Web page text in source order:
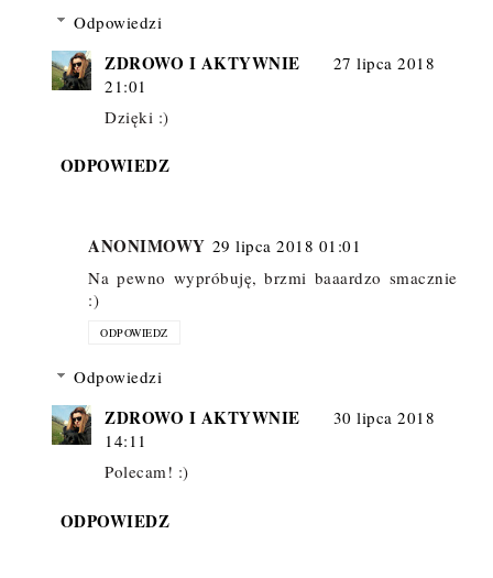
Odpowiedzi
ZDROWO I AKTYWNIE
27 lipca 2018
21:01
Dzięki :)
ODPOWIEDZ
ANONIMOWY 29 lipca 2018 01:01
Na pewno wypróbuję, brzmi baaardzo smacznie
:)
ODPOWIEDZ
Odpowiedzi
ZDROWO I AKTYWNIE
30 lipca 2018
14:11
Polecam! :)
ODPOWIEDZ